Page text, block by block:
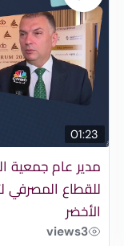
01:23
مدير عام جمعية
للقطاع المصرفي
الأخضر
3
views